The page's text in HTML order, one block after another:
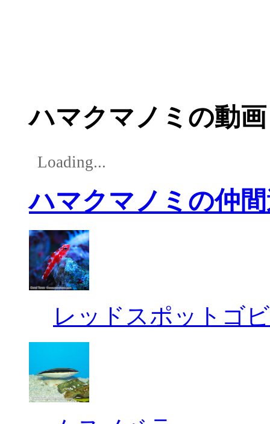
ハマクマノミの動画
Loading...
ハマクマノミの仲
レッドスポットゴ